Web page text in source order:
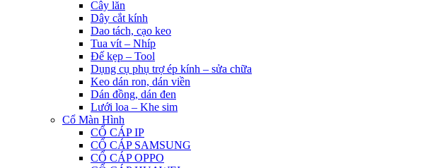
Cây lăn
Dây cắt kính
Dao tách, cạo keo
Tua vít – Nhíp
Đế kẹp – Tool
Dụng cụ phụ trợ ép kính – sửa chữa
Keo dán ron, dán viền
Dán đồng, dán đen
Lưới loa – Khe sim
Cổ Màn Hình
CỔ CÁP IP
CỔ CÁP SAMSUNG
CỔ CÁP OPPO